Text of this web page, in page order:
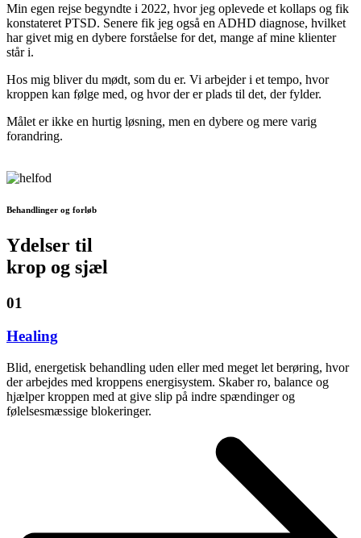
Min egen rejse begyndte i 2022, hvor jeg oplevede et kollaps og fik
konstateret PTSD. Senere fik jeg også en ADHD diagnose, hvilket
har givet mig en dybere forståelse for det, mange af mine klienter
står i.
Hos mig bliver du mødt, som du er. Vi arbejder i et tempo, hvor
kroppen kan følge med, og hvor der er plads til det, der fylder.
Målet er ikke en hurtig løsning, men en dybere og mere varig
forandring.
Behandlinger og forløb
Ydelser til
krop og sjæl
01
Healing
Blid, energetisk behandling uden eller med meget let berøring, hvor
der arbejdes med kroppens energisystem. Skaber ro, balance og
hjælper kroppen med at give slip på indre spændinger og
følelsesmæssige blokeringer.